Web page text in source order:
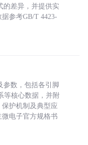
的差异，并提供实
参考GB/T 4423-
参数，包括各引脚
等核心数据，并附
护机制及典型应
电子官方规格书